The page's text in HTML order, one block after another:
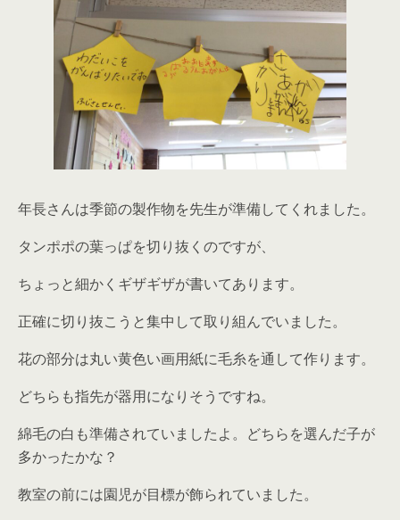
年長さんは季節の製作物を先生が準備してくれました。
タンポポの葉っぱを切り抜くのですが、
ちょっと細かくギザギザが書いてあります。
正確に切り抜こうと集中して取り組んでいました。
花の部分は丸い黄色い画用紙に毛糸を通して作ります。
どちらも指先が器用になりそうですね。
綿毛の白も準備されていましたよ。どちらを選んだ子が
多かったかな？
教室の前には園児が目標が飾られていました。